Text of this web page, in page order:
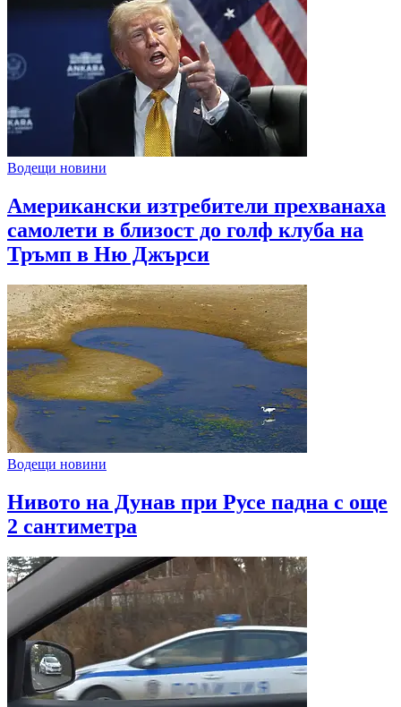
Водещи новини
Американски изтребители прехванаха
самолети в близост до голф клуба на
Тръмп в Ню Джърси
Водещи новини
Нивото на Дунав при Русе падна с още
2 сантиметра